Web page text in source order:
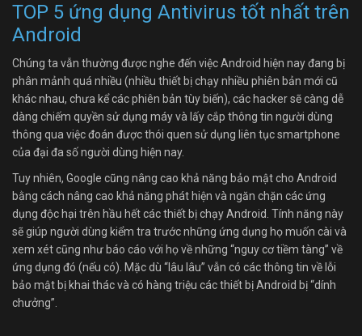
TOP 5 ứng dụng Antivirus tốt nhất trên
Android
Chúng ta vẫn thường được nghe đến việc Android hiện nay đang bị
phân mảnh quá nhiều (nhiều thiết bị chạy nhiều phiên bản mới cũ
khác nhau, chưa kể các phiên bản tùy biến), các hacker sẽ càng dễ
dàng chiếm quyền sử dụng máy và lấy cắp thông tin người dùng
thông qua việc đoán được thói quen sử dụng liên tục smartphone
của đại đa số người dùng hiện nay.
Tuy nhiên, Google cũng nâng cao khả năng bảo mật cho Android
bằng cách nâng cao khả năng phát hiện và ngăn chặn các ứng
dụng độc hại trên hầu hết các thiết bị chạy Android. Tính năng này
sẽ giúp người dùng kiểm tra trước những ứng dụng họ muốn cài và
xem xét cũng như báo cáo với họ về những “nguy cơ tiềm tàng” về
ứng dụng đó (nếu có). Mặc dù “lâu lâu” vẫn có các thông tin về lỗi
bảo mật bị khai thác và có hàng triệu các thiết bị Android bị “dính
chưởng”.